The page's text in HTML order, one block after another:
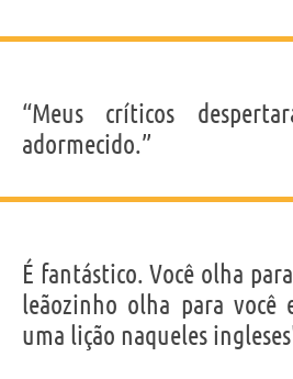
“Meus críticos
adormecido.”
É fantástico. Você olha
leãozinho olha para
uma lição naqueles